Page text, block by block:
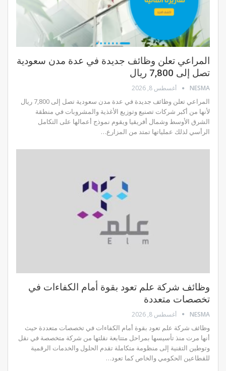
المراعي تعلن وظائف جديدة في عدة مدن سعودية
تصل إلى 7,800 ريال
NESMA أغسطس 8, 2026
المراعي تعلن وظائف جديدة في عدة مدن سعودية تصل إلى 7,800 ريال
لأنها من أكبر شركات تصنيع وتوزيع الأغذية والمشروبات في منطقة
الشرق الأوسط وشمال أفريقيا ويقوم نموذج أعمالها على التكامل
الرأسي لذلك عملياتها تمتد من المزارع…
وظائف شركة علم تعود بقوة أمام الكفاءات في
تخصصات متعددة
NESMA أغسطس 8, 2026
وظائف شركة علم تعود بقوة أمام الكفاءات في تخصصات متعددة حيث
أنها مرت منذ تأسيسها بمراحل متتابعة نقلتها من شركة متخصصة في نقل
وتوطين التقنية إلى منظومة متكاملة تقدم الحلول والخدمات الرقمية
للقطاعين الحكومي والخاص كما تعود…